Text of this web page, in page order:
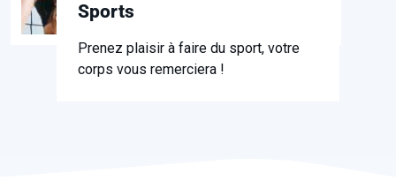
Sports
Prenez plaisir à faire du sport, votre
corps vous remerciera !